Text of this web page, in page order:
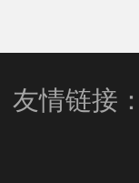
友情链接：